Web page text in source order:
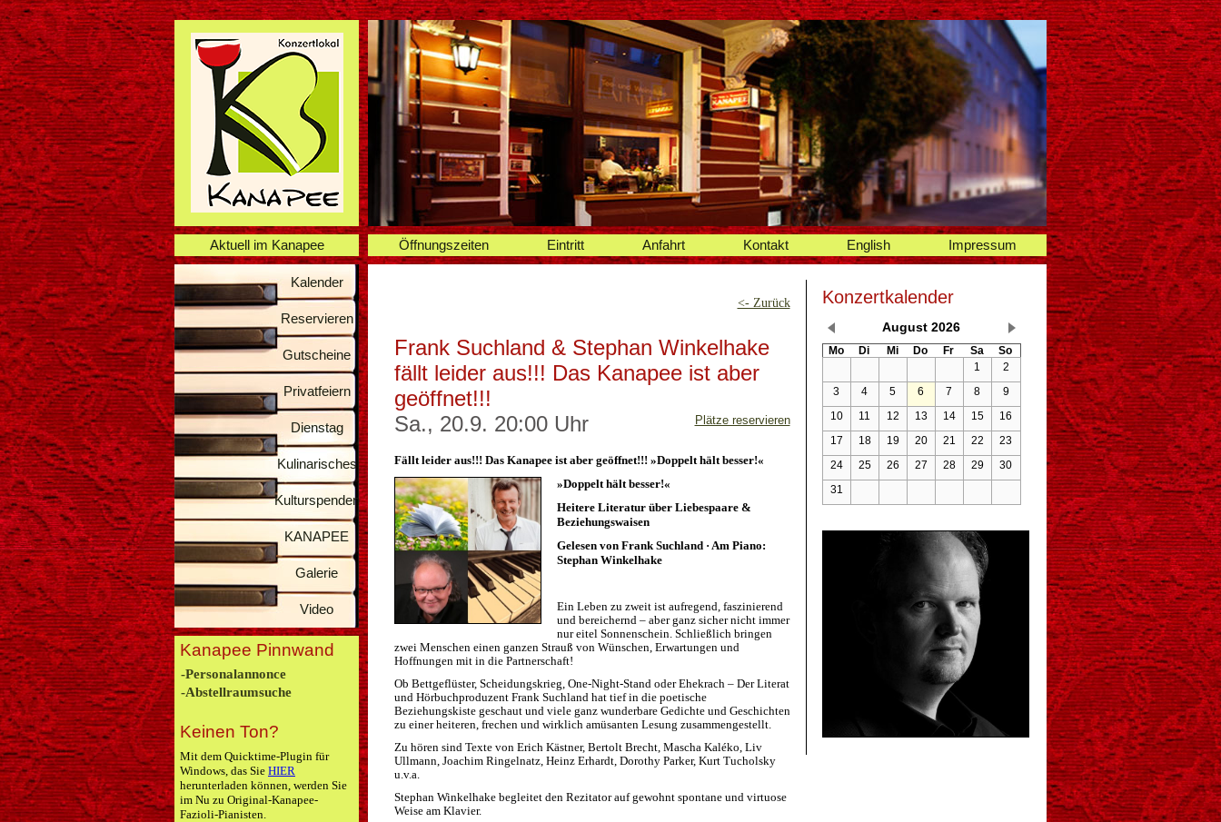
Aktuell im Kanapee Öffnungszeiten Eintritt Anfahrt Kontakt English Impressum
Kalender
Reservieren
Gutscheine
Privatfeiern
Dienstag
Kulinarisches
Kulturspenden
KANAPEE
Galerie
Video
Kanapee Pinnwand
-Personalannonce
-Abstellraumsuche
Keinen Ton?
Mit dem Quicktime-Plugin für
Windows, das Sie HIER
herunterladen können, werden Sie
im Nu zu Original-Kanapee-
Fazioli-Pianisten.
<- Zurück
Frank Suchland & Stephan Winkelhake
fällt leider aus!!! Das Kanapee ist aber
geöffnet!!!
Plätze reservieren
Sa., 20.9. 20:00 Uhr
Fällt leider aus!!! Das Kanapee ist aber geöffnet!!! »Doppelt hält besser!«
»Doppelt hält besser!«
Heitere Literatur über Liebespaare &
Beziehungswaisen
Gelesen von Frank Suchland · Am Piano:
Stephan Winkelhake
Ein Leben zu zweit ist aufregend, faszinierend
und bereichernd – aber ganz sicher nicht immer
nur eitel Sonnenschein. Schließlich bringen
zwei Menschen einen ganzen Strauß von Wünschen, Erwartungen und
Hoffnungen mit in die Partnerschaft!
Ob Bettgeflüster, Scheidungskrieg, One-Night-Stand oder Ehekrach – Der Literat
und Hörbuchproduzent Frank Suchland hat tief in die poetische
Beziehungskiste geschaut und viele ganz wunderbare Gedichte und Geschichten
zu einer heiteren, frechen und wirklich amüsanten Lesung zusammengestellt.
Zu hören sind Texte von Erich Kästner, Bertolt Brecht, Mascha Kaléko, Liv
Ullmann, Joachim Ringelnatz, Heinz Erhardt, Dorothy Parker, Kurt Tucholsky
u.v.a.
Stephan Winkelhake begleitet den Rezitator auf gewohnt spontane und virtuose
Weise am Klavier.
Konzertkalender
August 2026
Mo Di Mi Do Fr Sa
So
1
2
3
4 5 6 7 8
9
10
11 12 13 14 15
16
17
18 19 20 21 22
23
24
25 26 27 28 29
30
31